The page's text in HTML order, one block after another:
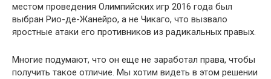
местом проведения Олимпийских игр 2016 года был
выбран Рио-де-Жанейро, а не Чикаго, что вызвало
яростные атаки его противников из радикальных правых.
Многие подумают, что он еще не заработал права, что­бы
получить такое отличие. Мы хотим видеть в этом ре­шении